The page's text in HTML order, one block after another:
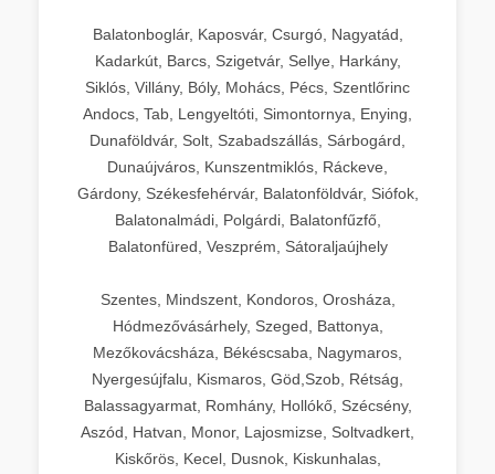
Balatonboglár, Kaposvár, Csurgó, Nagyatád,
Kadarkút, Barcs, Szigetvár, Sellye, Harkány,
Siklós, Villány, Bóly, Mohács, Pécs, Szentlőrinc
Andocs, Tab, Lengyeltóti, Simontornya, Enying,
Dunaföldvár, Solt, Szabadszállás, Sárbogárd,
Dunaújváros, Kunszentmiklós, Ráckeve,
Gárdony, Székesfehérvár, Balatonföldvár, Siófok,
Balatonalmádi, Polgárdi, Balatonfűzfő,
Balatonfüred, Veszprém, Sátoraljaújhely
Szentes, Mindszent, Kondoros, Orosháza,
Hódmezővásárhely, Szeged, Battonya,
Mezőkovácsháza, Békéscsaba, Nagymaros,
Nyergesújfalu, Kismaros, Göd,Szob, Rétság,
Balassagyarmat, Romhány, Hollókő, Szécsény,
Aszód, Hatvan, Monor, Lajosmizse, Soltvadkert,
Kiskőrös, Kecel, Dusnok, Kiskunhalas,